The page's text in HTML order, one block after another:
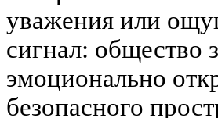
уважения или
сигнал: общество
эмоционально
безопасного